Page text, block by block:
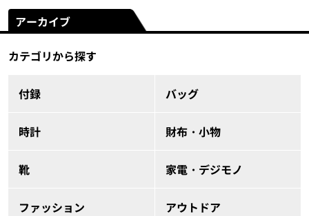
アーカイブ
カテゴリから探す
付録 バッグ
時計 財布・小物
靴 家電・デジモノ
ファッション アウトドア